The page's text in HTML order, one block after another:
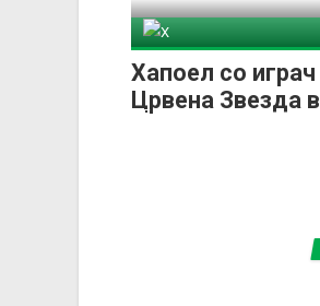
Хапоел со
Црвена Звезда